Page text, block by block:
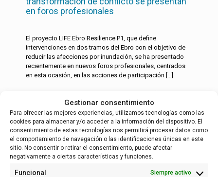
Gestionar consentimiento
Para ofrecer las mejores experiencias, utilizamos tecnologías como las
cookies para almacenar y/o acceder a la información del dispositivo. El
consentimiento de estas tecnologías nos permitirá procesar datos como
el comportamiento de navegación o las identificaciones únicas en este
sitio. No consentir o retirar el consentimiento, puede afectar
negativamente a ciertas características y funciones.
Funcional Siempre activo
en foros profesionales
El proyecto LIFE Ebro Resilience P1, que define
intervenciones en dos tramos del Ebro con el objetivo de
reducir las afecciones por inundación, se ha presentado
recientemente en nuevos foros profesionales, centrados
en esta ocasión, en las acciones de participación […]
Español